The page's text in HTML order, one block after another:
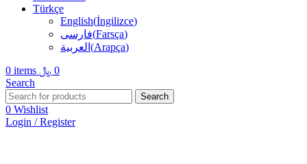
Türkçe
English(İngilizce)
فارسی(Farsça)
العربية (Arapça)
0 items 0 ﷼
Search
Search
0 Wishlist
Login / Register